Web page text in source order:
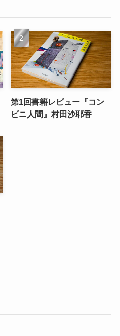
第1回書籍レビュー『コン
ビニ人間』村田沙耶香